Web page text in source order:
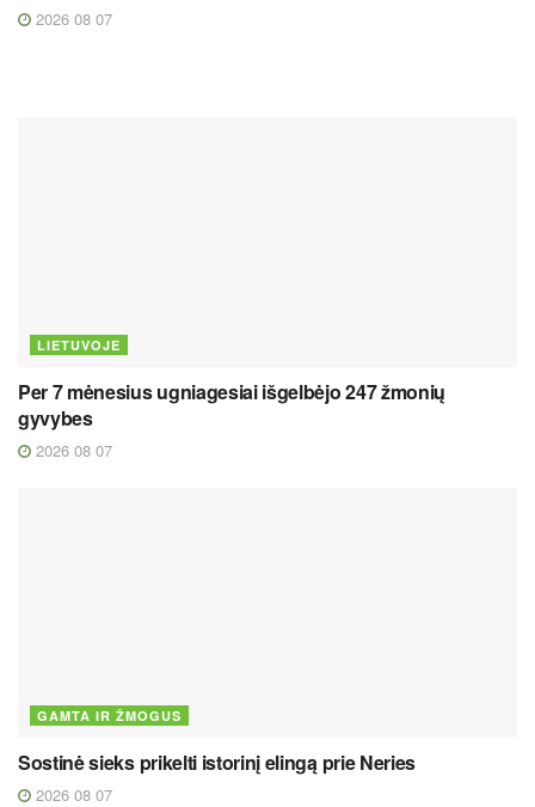
2026 08 07
LIETUVOJE
Per 7 mėnesius ugniagesiai išgelbėjo 247 žmonių
gyvybes
2026 08 07
GAMTA IR ŽMOGUS
Sostinė sieks prikelti istorinį elingą prie Neries
2026 08 07